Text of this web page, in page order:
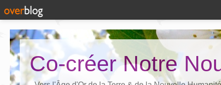
Co-créer Notre